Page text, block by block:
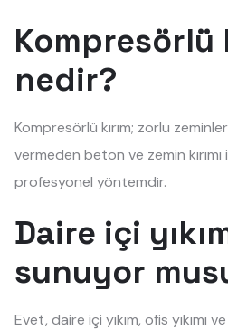
Kompresörlü
nedir?
Kompresörlü kırım; zorlu
vermeden beton ve zemin
profesyonel yöntemdir.
Daire içi
sunuyor
Evet, daire içi yıkım, ofis yıkımı